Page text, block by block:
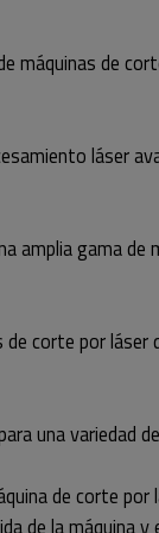
máquinas de
láser
amplia gama de
corte por
una variedad
de corte
de la máquina